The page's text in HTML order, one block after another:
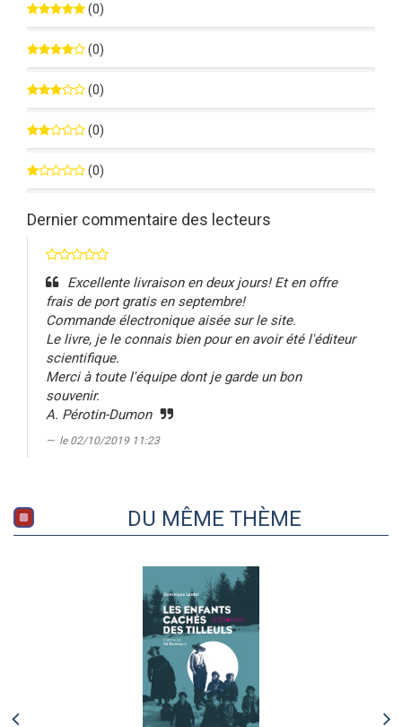
(0)
(0)
(0)
(0)
(0)
Dernier commentaire des lecteurs
Excellente livraison en deux jours! Et en offre
frais de port gratis en septembre!
Commande électronique aisée sur le site.
Le livre, je le connais bien pour en avoir été l'éditeur
scientifique.
Merci à toute l'équipe dont je garde un bon
souvenir.
A. Pérotin-Dumon
le 02/10/2019 11:23
DU MÊME THÈME